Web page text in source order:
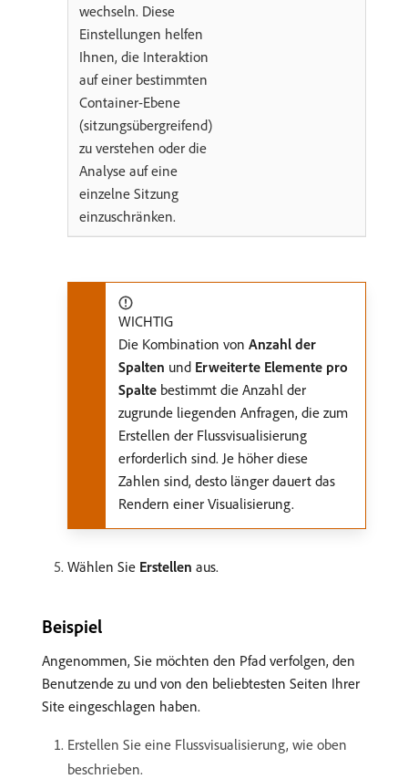
wechseln. Diese
Einstellungen helfen
Ihnen, die Interaktion
auf einer bestimmten
Container-Ebene
(sitzungsübergreifend)
zu verstehen oder die
Analyse auf eine
einzelne Sitzung
einzuschränken.
WICHTIG
Die Kombination von Anzahl der
Spalten und Erweiterte Elemente pro
Spalte bestimmt die Anzahl der
zugrunde liegenden Anfragen, die zum
Erstellen der Flussvisualisierung
erforderlich sind. Je höher diese
Zahlen sind, desto länger dauert das
Rendern einer Visualisierung.
Wählen Sie Erstellen aus.
Beispiel
Angenommen, Sie möchten den Pfad verfolgen, den
Benutzende zu und von den beliebtesten Seiten Ihrer
Site eingeschlagen haben.
Erstellen Sie eine Flussvisualisierung, wie oben
beschrieben.